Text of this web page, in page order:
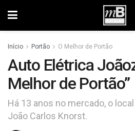
Início Portão O Melhor de Portão
Auto Elétrica
Melhor de Portão”
Há 13 anos no mercado, o
João Carlos Knorst.